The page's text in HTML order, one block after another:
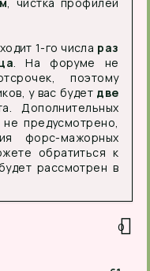
1-го числа раз
. На форуме не
поэтому
у вас будет две
Дополнительных
предусмотрено,
форс-мажорных
обратиться к
рассмотрен в
0